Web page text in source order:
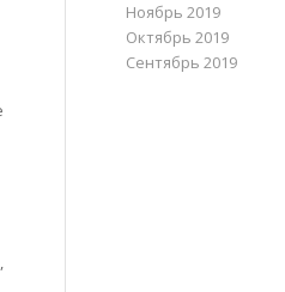
Ноябрь 2019
Октябрь 2019
Сентябрь 2019